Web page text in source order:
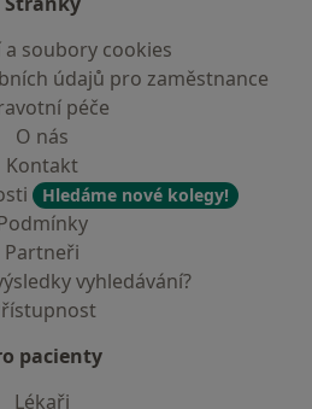
soubory cookies
údajů pro zaměstnance
péče
O nás
Kontakt
Hledáme nové kolegy!
Partneři
vyhledávání?
pacienty
Lékaři